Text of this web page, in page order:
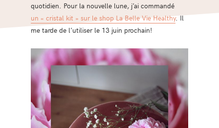
quotidien. Pour la nouvelle lune, j’ai commandé
un « cristal kit » sur le shop La Belle Vie Healthy. Il
me tarde de l’utiliser le 13 juin prochain!